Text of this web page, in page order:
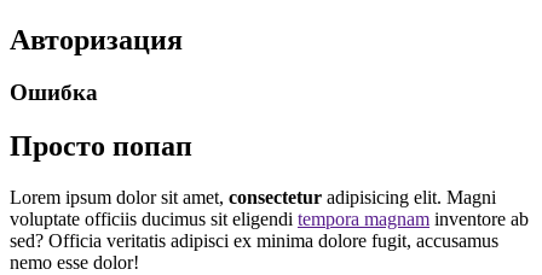
Авторизация
Ошибка
Просто попап
Lorem ipsum dolor sit amet, consectetur adipisicing elit. Magni
voluptate officiis ducimus sit eligendi tempora magnam inventore ab
sed? Officia veritatis adipisci ex minima dolore fugit, accusamus
nemo esse dolor!